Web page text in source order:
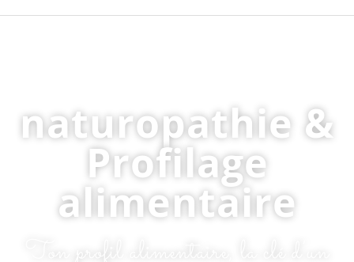
naturopathie &
Profilage
alimentaire